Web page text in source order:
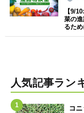
【9/
菜の
るた
人気記事ラン
コ